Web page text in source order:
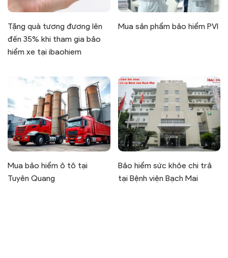
Tặng quà tương đương lên
đến 35% khi tham gia bảo
hiểm xe tại ibaohiem
Mua sản phẩm bảo hiểm PVI
Mua bảo hiểm ô tô tại
Tuyên Quang
Bảo hiểm sức khỏe chi trả
tại Bệnh viện Bạch Mai